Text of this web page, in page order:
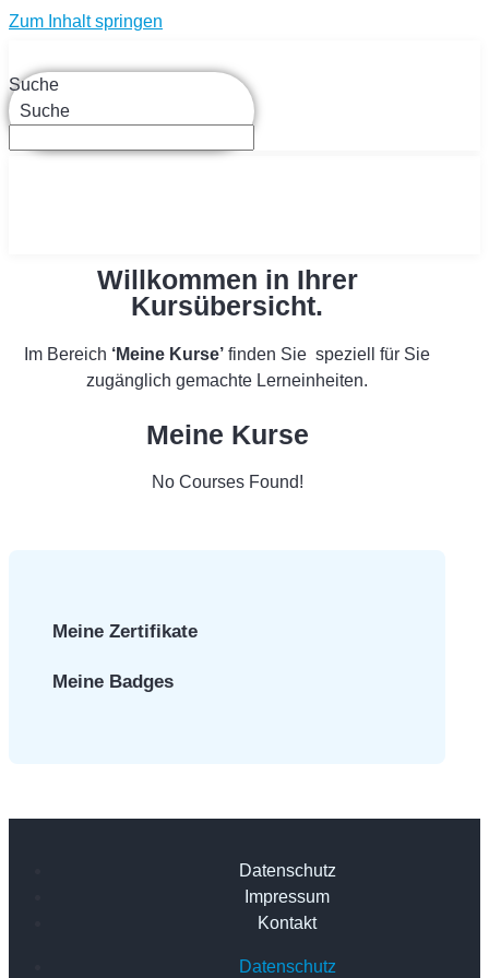
Zum Inhalt springen
Suche
Suche
Willkommen in Ihrer
Kursübersicht.
Im Bereich ‘Meine Kurse’ finden Sie speziell für Sie
zugänglich gemachte Lerneinheiten.
Meine Kurse
No Courses Found!
Meine Zertifikate
Meine Badges
Datenschutz
Impressum
Kontakt
Datenschutz